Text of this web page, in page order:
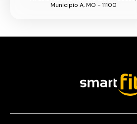
Municipio A, MO - 11100